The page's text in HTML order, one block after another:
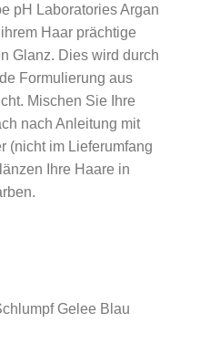
pH Laboratories Argan
Haar prächtige
Glanz. Dies wird durch
Formulierung aus
Mischen Sie Ihre
nach Anleitung mit
(nicht im Lieferumfang
Ihre Haare in
Gelee Blau